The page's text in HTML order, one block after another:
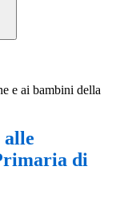
e ai bambini della
alle
di